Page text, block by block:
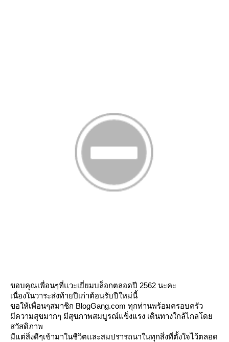
ขอบคุณเพื่อนๆที่แวะเยี่ยมบล็อกตลอดปี 2562 นะคะ
เนื่องในวาระส่งท้ายปีเก่าต้อนรับปีใหม่นี้
ขอให้เพื่อนๆสมาชิก BlogGang.com ทุกท่านพร้อมครอบครัว
มีความสุขมากๆ มีสุขภาพสมบูรณ์แข็งแรง เดินทางใกล้ไกลโด
สวัสดิภาพ
มีแต่สิ่งดีๆเข้ามาในชีวิตและสมปรารถนาในทุกสิ่งที่ตั้งใจไว้ตลอด